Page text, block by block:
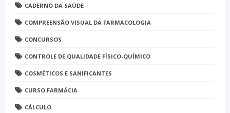
CADERNO DA SAÚDE
COMPREENSÃO VISUAL DA FARMACOLOGIA
CONCURSOS
CONTROLE DE QUALIDADE FÍSICO-QUÍMICO
COSMÉTICOS E SANIFICANTES
CURSO FARMÁCIA
CÁLCULO